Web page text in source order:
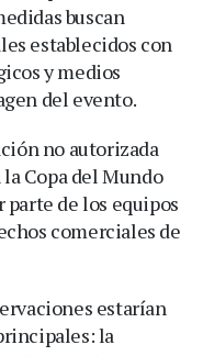
buscan
establecidos con
y medios
del evento.
no autorizada
Copa del Mundo
de los equipos
comerciales de
estarían
la